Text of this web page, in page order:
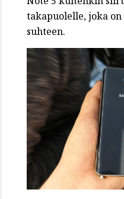
takapuolelle, joka
suhteen.